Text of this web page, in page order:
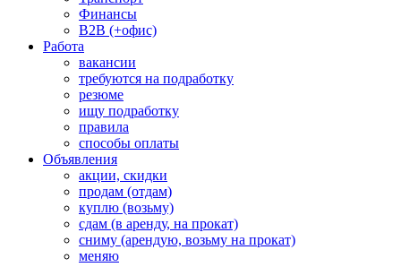
Финансы
B2B (+офис)
Работа
вакансии
требуются на подработку
резюме
ищу подработку
правила
способы оплаты
Объявления
акции, скидки
продам (отдам)
куплю (возьму)
сдам (в аренду, на прокат)
сниму (арендую, возьму на прокат)
меняю